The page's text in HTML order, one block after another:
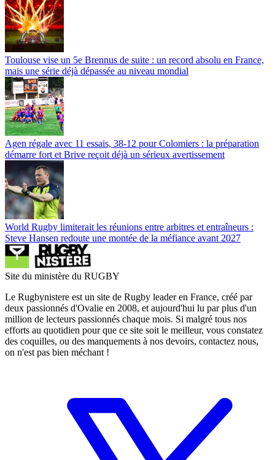
Toulouse vise un 5e Brennus de suite : un record absolu en France,
mais une série déjà dépassée au niveau mondial
Agen régale avec 11 essais, 38-12 pour Colomiers : la préparation
démarre fort et Brive reçoit déjà un sérieux avertissement
World Rugby limiterait les réunions entre arbitres et entraîneurs :
Steve Hansen redoute une montée de la méfiance avant 2027
Site du ministère du RUGBY
Le Rugbynistere est un site de Rugby leader en France, créé par
deux passionnés d'Ovalie en 2008, et aujourd'hui lu par plus d'un
million de lecteurs passionnés chaque mois. Si malgré tous nos
efforts au quotidien pour que ce site soit le meilleur, vous constatez
des coquilles, ou des manquements à nos devoirs, contactez nous,
on n'est pas bien méchant !